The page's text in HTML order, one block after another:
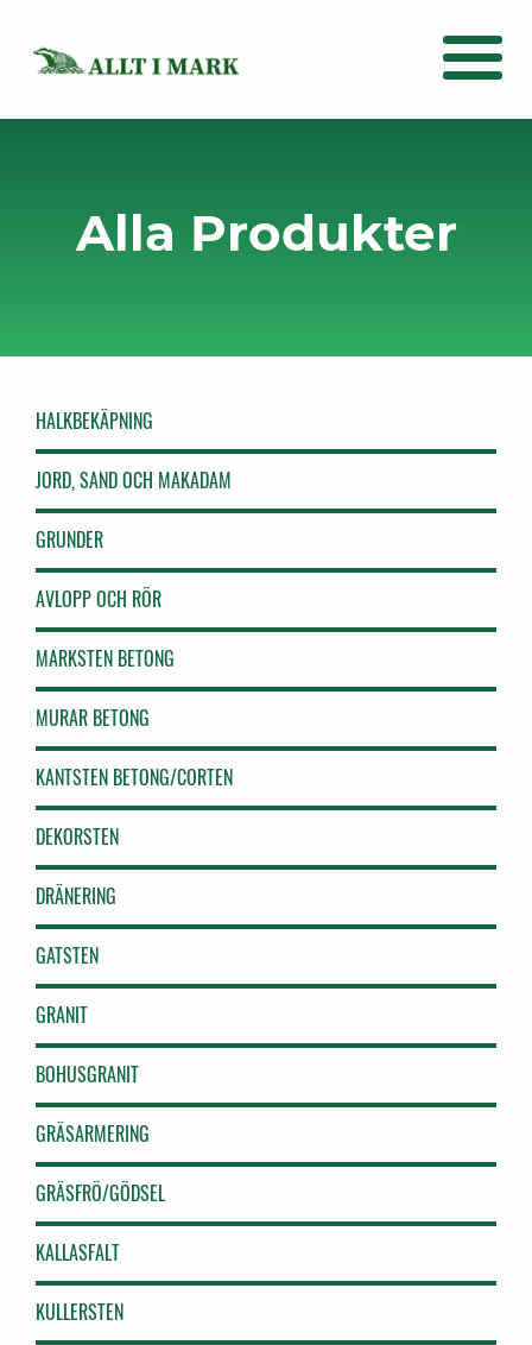
Alla Produkter
HALKBEKÄPNING
JORD, SAND OCH MAKADAM
GRUNDER
AVLOPP OCH RÖR
MARKSTEN BETONG
MURAR BETONG
KANTSTEN BETONG/CORTEN
DEKORSTEN
DRÄNERING
GATSTEN
GRANIT
BOHUSGRANIT
GRÄSARMERING
GRÄSFRÖ/GÖDSEL
KALLASFALT
KULLERSTEN